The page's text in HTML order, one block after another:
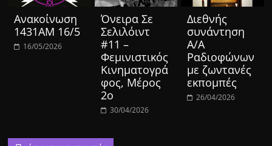
Ανακοίνωση
1431ΑΜ 16/5
16/05/2026
Όνειρα Σε
Σελιλόιντ
#11 –
Φεμινιστικός
Κινηματογρά
φος, Μέρος
2ο
30/04/2026
Διεθνής
συνάντηση
Α/Α
Ραδιοφώνων
με ζωντανές
εκπομπές
26/04/2026